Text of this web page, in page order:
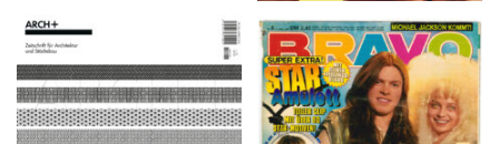
ARCH+ Nr. 226, Herbst
2016
BRAVO – Nr. 8, 13. Febr.
1997